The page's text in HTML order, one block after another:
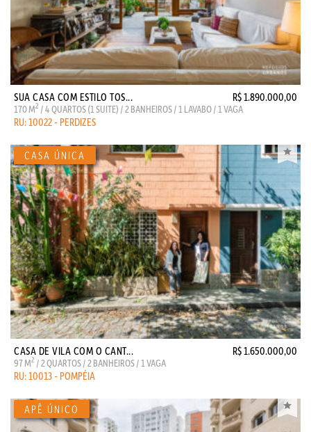
SUA CASA COM ESTILO TOS... R$ 1.890.000,00
170 M2 / 4 QUARTOS (1 SUITE) / 2 BANHEIROS / 1 LAVABO / 1 VAGA
RU: 10022 - PERDIZES
CASA DE VILA COM O CANT... R$ 1.650.000,00
97 M2 / 2 QUARTOS / 2 BANHEIROS / 1 VAGA
RU: 10013 - POMPÉIA